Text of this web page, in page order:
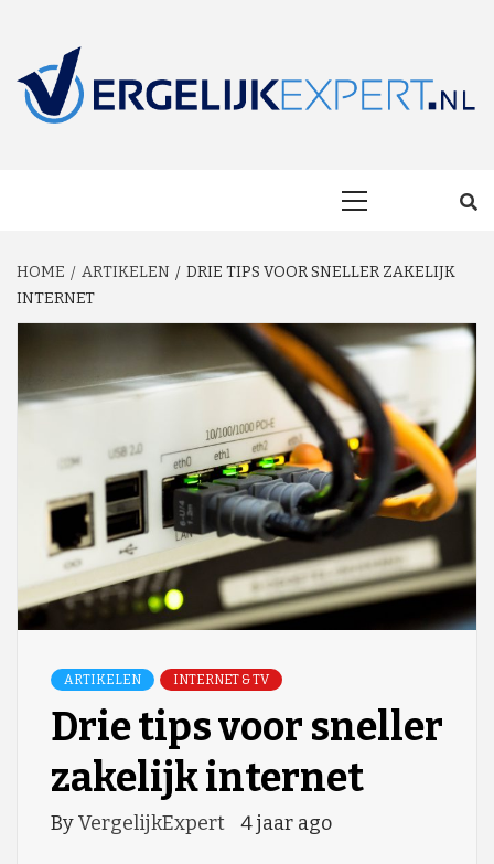
content
HOME ARTIKELEN
DRIE TIPS VOOR SNELLER ZAKELIJK
INTERNET
ARTIKELEN INTERNET & TV
Drie tips voor sneller
zakelijk internet
ByVergelijkExpert 4 jaar ago